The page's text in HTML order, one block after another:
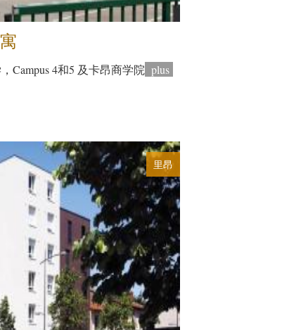
Campus 4和5 及卡昂商学院 plus
里昂